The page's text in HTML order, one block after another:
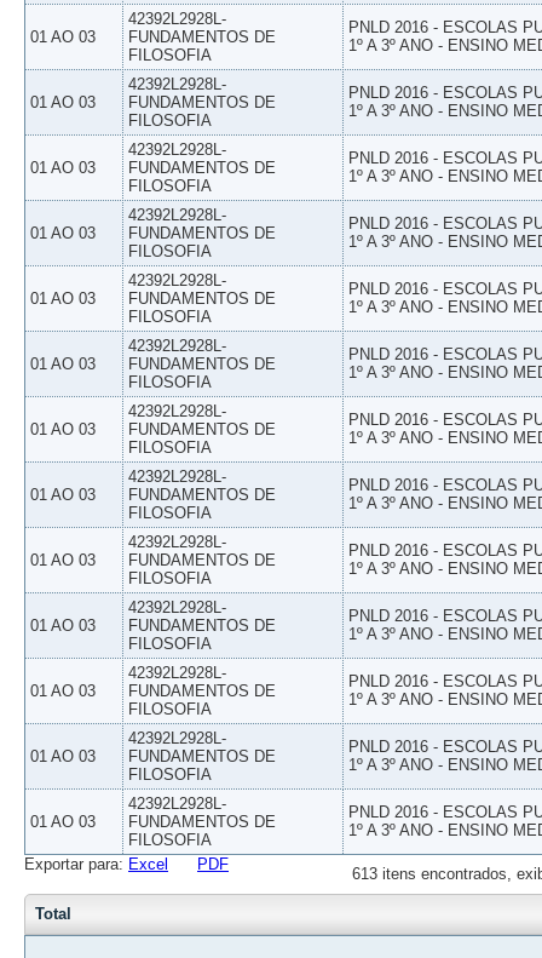
01 AO 03
42392L2928L-
FUNDAMENTOS DE
FILOSOFIA
PNLD 2016 - ESCOLAS
1º A 3º ANO - ENSINO
01 AO 03
42392L2928L-
FUNDAMENTOS DE
FILOSOFIA
PNLD 2016 - ESCOLAS
1º A 3º ANO - ENSINO
01 AO 03
42392L2928L-
FUNDAMENTOS DE
FILOSOFIA
PNLD 2016 - ESCOLAS
1º A 3º ANO - ENSINO
01 AO 03
42392L2928L-
FUNDAMENTOS DE
FILOSOFIA
PNLD 2016 - ESCOLAS
1º A 3º ANO - ENSINO
01 AO 03
42392L2928L-
FUNDAMENTOS DE
FILOSOFIA
PNLD 2016 - ESCOLAS
1º A 3º ANO - ENSINO
01 AO 03
42392L2928L-
FUNDAMENTOS DE
FILOSOFIA
PNLD 2016 - ESCOLAS
1º A 3º ANO - ENSINO
01 AO 03
42392L2928L-
FUNDAMENTOS DE
FILOSOFIA
PNLD 2016 - ESCOLAS
1º A 3º ANO - ENSINO
01 AO 03
42392L2928L-
FUNDAMENTOS DE
FILOSOFIA
PNLD 2016 - ESCOLAS
1º A 3º ANO - ENSINO
01 AO 03
42392L2928L-
FUNDAMENTOS DE
FILOSOFIA
PNLD 2016 - ESCOLAS
1º A 3º ANO - ENSINO
01 AO 03
42392L2928L-
FUNDAMENTOS DE
FILOSOFIA
PNLD 2016 - ESCOLAS
1º A 3º ANO - ENSINO
01 AO 03
42392L2928L-
FUNDAMENTOS DE
FILOSOFIA
PNLD 2016 - ESCOLAS
1º A 3º ANO - ENSINO
01 AO 03
42392L2928L-
FUNDAMENTOS DE
FILOSOFIA
PNLD 2016 - ESCOLAS
1º A 3º ANO - ENSINO
01 AO 03
42392L2928L-
FUNDAMENTOS DE
FILOSOFIA
PNLD 2016 - ESCOLAS
1º A 3º ANO - ENSINO
613 itens encontrados,
Exportar para: Excel PDF
Total